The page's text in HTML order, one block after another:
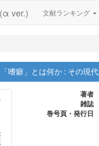
ver.) 文献ランキング
「嗜癖」とは何か : その現
著者
雑誌
巻号頁・発行日